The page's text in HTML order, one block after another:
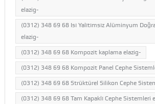
elazig-
(0312) 348 69 68 Isı Yalıtımsız Alüminyum
elazig-
(0312) 348 69 68 Kompozit kaplama elazig-
(0312) 348 69 68 Kompozit Panel Cephe
(0312) 348 69 68 Strüktürel Silikon Cephe
(0312) 348 69 68 Tam Kapaklı Cephe Sistemleri